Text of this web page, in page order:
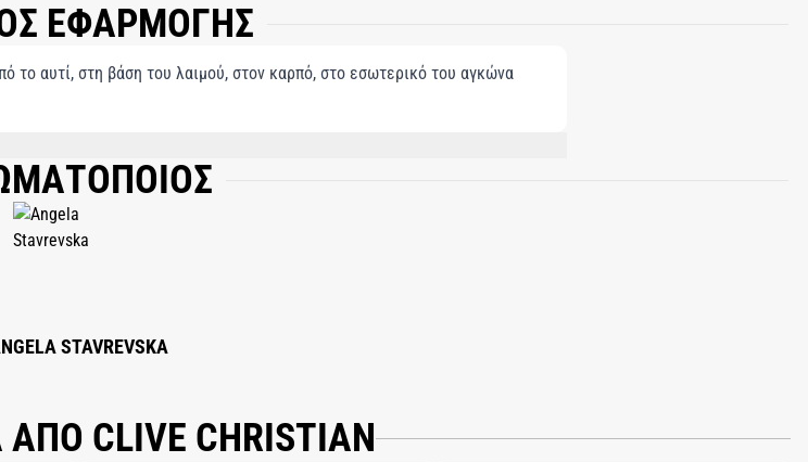
ΕΦΑΡΜΟΓΗΣ
το αυτί, στη βάση του λαιμού, στον καρπό, στο εσωτερικό του αγκώνα
EUGENOL, BENZOPHENONE-2, EVERNIA PRUNASTRI (OAKMOSS) EXTRACT,
BENZYL BENZOATE.
STAVREVSKA
CLIVE CHRISTIAN